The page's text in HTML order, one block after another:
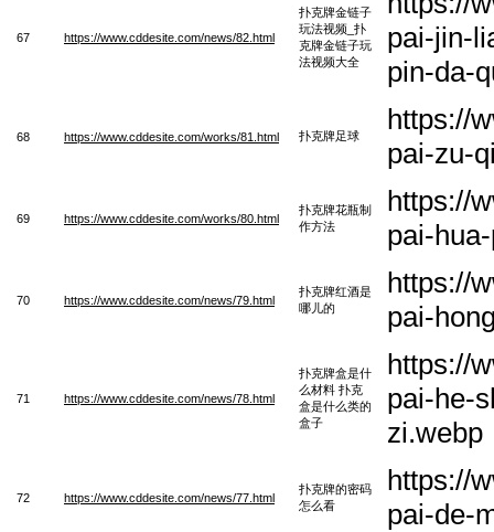
67 https://www.cddesite.com/news/82.html
扑克牌金链子
玩法视频_扑
克牌金链子玩
法视频大全
pai-jin-
pin-da-
68 https://www.cddesite.com/works/81.html 扑克牌足球
https://
pai-zu-
69 https://www.cddesite.com/works/80.html
扑克牌花瓶制
作方法
https://
pai-
70 https://www.cddesite.com/news/79.html
扑克牌红酒是
哪儿的
https://
pai-
71 https://www.cddesite.com/news/78.html
扑克牌盒是什
么材料 扑克
盒是什么类的
盒子
https://
pai-he-
zi.webp
72 https://www.cddesite.com/news/77.html
扑克牌的密码
怎么看
https://
pai-de-